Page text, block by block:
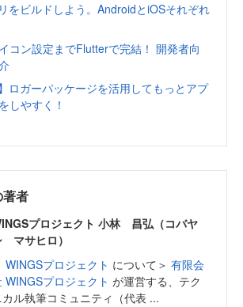
をビルドしよう。AndroidとiOSそれぞれ
コン設定までFlutterで完結！ 開発者向
ロガーパッケージを活用してもっとアプ
しやすく！
著者
プロジェクト 小林 昌弘（コバヤ
マサヒロ）
WINGSプロジェクト について＞ 有限会
WINGSプロジェクト が運営する、テク
カル執筆コミュニティ（代表 ...